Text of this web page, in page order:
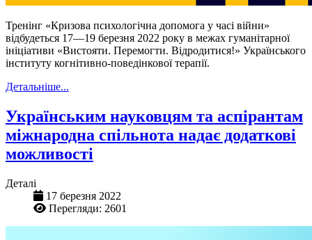
Тренінг «Кризова психологічна допомога у часі війни»
відбудеться 17—19 березня 2022 року в межах гуманітарної
ініціативи «Вистояти. Перемогти. Відродитися!» Українського
інституту когнітивно-поведінкової терапії.
Детальніше...
Українським науковцям та аспірантам
міжнародна спільнота надає додаткові
можливості
Деталі
17 березня 2022
Перегляди: 2601